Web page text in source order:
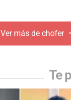
Ver más de chofer
Te